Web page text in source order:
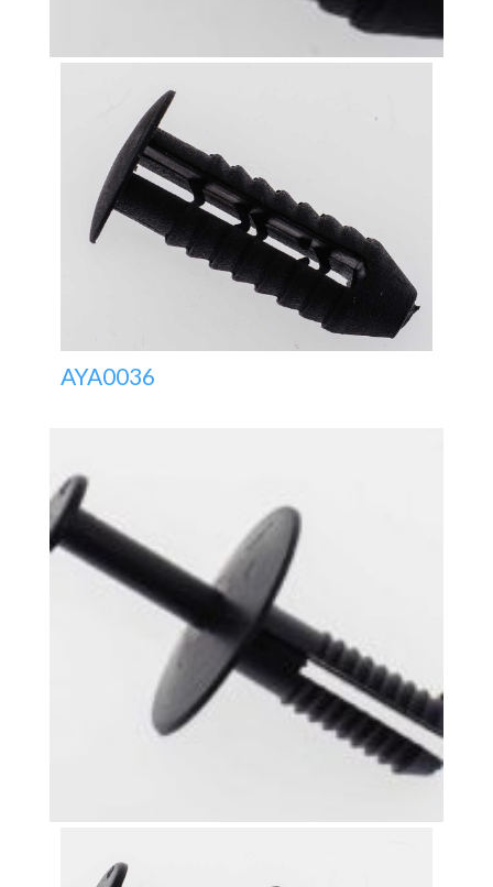
AYA0036